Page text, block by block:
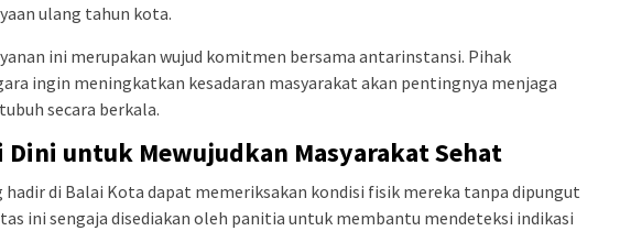
ulang tahun kota.
ini merupakan wujud komitmen bersama antarinstansi. Pihak
ingin meningkatkan kesadaran masyarakat akan pentingnya menjaga
secara berkala.
Dini untuk Mewujudkan Masyarakat Sehat
hadir di Balai Kota dapat memeriksakan kondisi fisik mereka tanpa dipungut
ini sengaja disediakan oleh panitia untuk membantu mendeteksi indikasi